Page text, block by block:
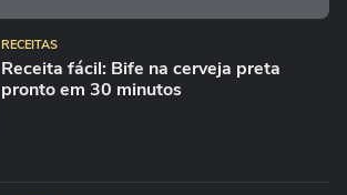
RECEITAS
Receita fácil: Bife na cerveja preta
pronto em 30 minutos